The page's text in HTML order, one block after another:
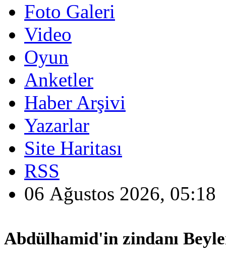
Foto Galeri
Video
Oyun
Anketler
Haber Arşivi
Yazarlar
Site Haritası
RSS
06 Ağustos 2026, 05:18
Abdülhamid'in zindanı